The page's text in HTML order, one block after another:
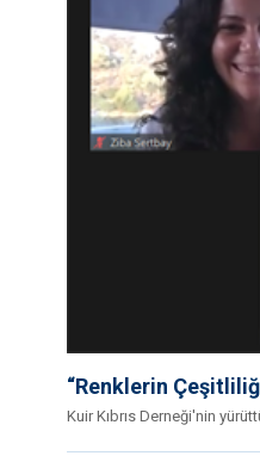
“Renklerin
Kuir Kıbrıs Derneği'nin